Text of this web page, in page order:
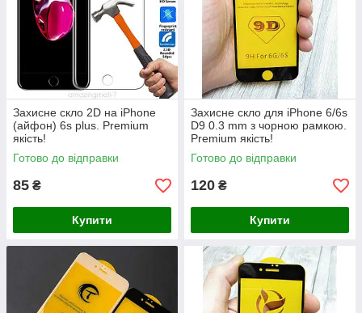
Захисне скло 2D на iPhone
(айфон) 6s plus. Premium
якість!
Готово до відправки
85 ₴
Купити
Захисне скло для iPhone 6/6s
D9 0.3 mm з чорною рамкою.
Premium якість!
Готово до відправки
120 ₴
Купити